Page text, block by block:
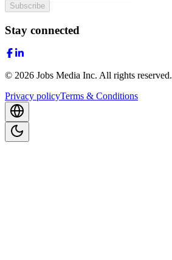
Subscribe
Stay connected
© 2026 Jobs Media Inc. All rights reserved.
Privacy policyTerms & Conditions